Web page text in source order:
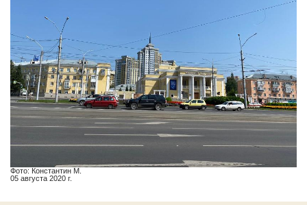
Фото: Константин М.
05 августа 2020 г.